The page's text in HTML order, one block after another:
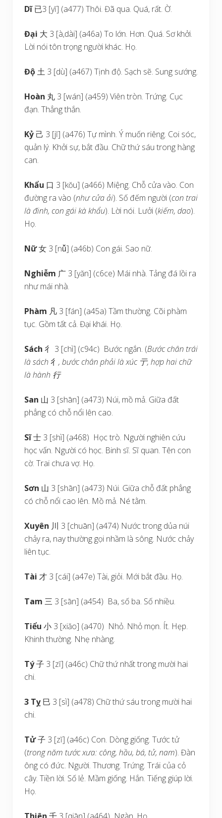
Dĩ已3 [yĭ] (a477) Thôi. Đã qua. Quá, rất. Ờ.
Đại 大 3 [à,dài] (a46a) To lớn. Hơn. Quá. Sơ khởi.
Lời nói tôn trọng người khác. Họ.
Độ土 3 [dù] (a467) Tịnh độ. Sạch sẽ. Sung sướng.
Hoàn 丸 3 [wán] (a459) Viên tròn. Trứng. Cục
đạn. Thẳng thắn.
Kỷ 己 3 [jĭ] (a476) Tự mình. Ý muốn riêng. Coi sóc,
quản lý. Khởi sự, bắt đầu. Chữ thứ sáu trong hàng
can.
Khẩu 口 3 [kŏu] (a466) Miệng. Chỗ cửa vào. Con
đường ra vào (như cửa ải). Số đếm người (con trai
là đinh, con gái kà khẩu). Lời nói. Lưởi (kiếm, dao).
Họ.
Nữ女 3 [nǚ] (a46b) Con gái. Sao nữ.
Nghiễm 广 3 [yăn] (c6ce) Mái nhà. Tảng đá lồi ra
như mái nhà.
Phàm 凡 3 [fán] (a45a) Tầm thường. Cõi phàm
tục. Gồm tất cả. Đại khái. Họ.
Sách 彳 3 [chì] (c94c) Bước ngắn. (Bước chân trái
là sách 彳 , bước chân phải là xúc 亍, hợp hai chữ
là hành 行
San 山 3 [shān] (a473) Núi, mồ mả. Giữa đất
phẳng có chỗ nổi lên cao.
Sĩ士 3 [shì] (a468) Học trò. Người nghiên cứu
học vấn. Người có học. Binh sĩ. Sĩ quan. Tên con
cờ. Trai chưa vợ. Họ.
Sơn 山 3 [shān] (a473) Núi. Giữa chỗ đất phẳng
có chỗ nổi cao lên. Mồ mả. Né tằm.
Xuyên 川 3 [chuān] (a474) Nước trong dủa núi
chảy ra, nay thường gọi nhầm là sông. Nước chảy
liên tục.
Tài 才 3 [cái] (a47e) Tài, giỏi. Mới bắt đầu. Họ.
Tam 三 3 [sān] (a454) Ba, số ba. Số nhiều.
Tiểu 小 3 [xiăo] (a470) Nhỏ. Nhỏ mọn. Ít. Hẹp.
Khinh thường. Nhẹ nhàng.
Tý子 3 [zĭ] (a46c) Chữ thứ nhất trong mười hai
chi.
3 Tỵ 巳 3 [sì] (a478) Chữ thứ sáu trong mười hai
chi.
Tử子 3 [zĭ] (a46c) Con. Dòng giống. Tước tử
(trong năm tước xưa: công, hầu, bá, tử, nam). Đàn
ông có đức. Người. Thương. Trứng. Trái của cỏ
cây. Tiền lời. Số lẻ. Mầm giống. Hắn. Tiếng giúp lời.
Họ.